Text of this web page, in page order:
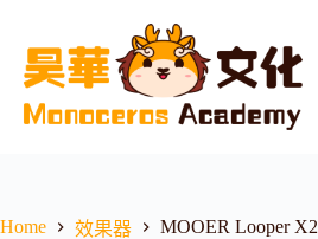
Home 效果器 MOOER Looper X2